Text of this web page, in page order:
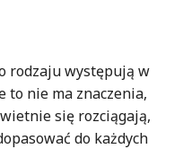
rodzaju występują w
to nie ma znaczenia,
się rozciągają,
do każdych